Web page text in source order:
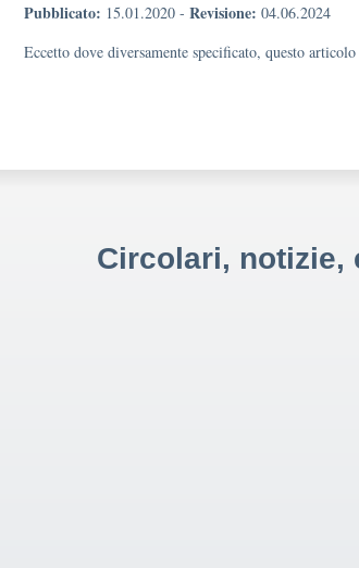
Pubblicato: 15.01.2020 - Revisione: 04.06.2024
Eccetto dove diversamente specificato, questo
Circolari, notizie,